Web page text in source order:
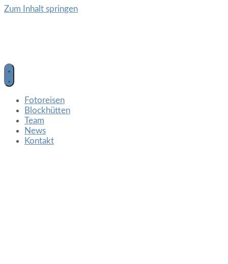
Zum Inhalt springen
Fotoreisen
Blockhütten
Team
News
Kontakt